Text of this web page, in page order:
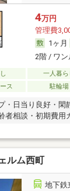
4万円
管理費
1ヶ月
2階 / ワン
一人暮ら
ス
駐輪場
・日当り良好・閑
者相談・初期費用
ルム西町
地下鉄